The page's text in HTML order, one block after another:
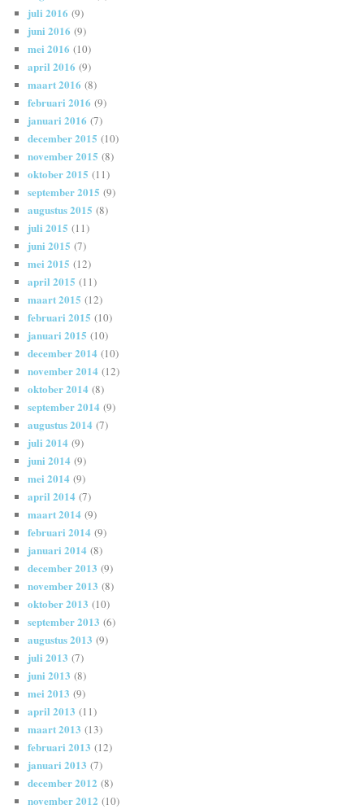
juli 2016 (9)
juni 2016 (9)
mei 2016 (10)
april 2016 (9)
maart 2016 (8)
februari 2016 (9)
januari 2016 (7)
december 2015 (10)
november 2015 (8)
oktober 2015 (11)
september 2015 (9)
augustus 2015 (8)
juli 2015 (11)
juni 2015 (7)
mei 2015 (12)
april 2015 (11)
maart 2015 (12)
februari 2015 (10)
januari 2015 (10)
december 2014 (10)
november 2014 (12)
oktober 2014 (8)
september 2014 (9)
augustus 2014 (7)
juli 2014 (9)
juni 2014 (9)
mei 2014 (9)
april 2014 (7)
maart 2014 (9)
februari 2014 (9)
januari 2014 (8)
december 2013 (9)
november 2013 (8)
oktober 2013 (10)
september 2013 (6)
augustus 2013 (9)
juli 2013 (7)
juni 2013 (8)
mei 2013 (9)
april 2013 (11)
maart 2013 (13)
februari 2013 (12)
januari 2013 (7)
december 2012 (8)
november 2012 (10)